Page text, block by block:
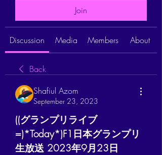
Join
Discussion Media Members About
Back
Shafiul Azom
September 23, 2023
((グランプリライブ
=)*Today*)F1日本グランプリ
生放送 2023年9月23日